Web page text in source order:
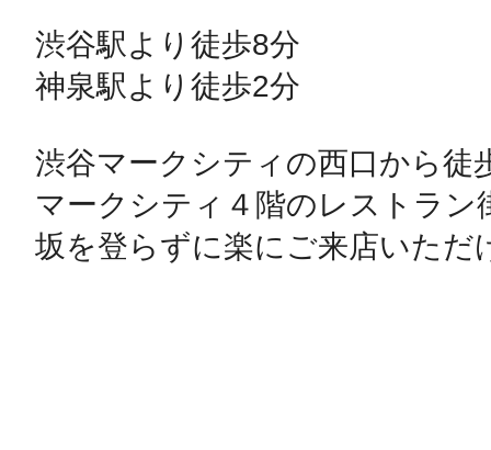
渋谷駅より徒歩8分
神泉駅より徒歩2分
渋谷マークシティの西口から徒
マークシティ４階のレストラン
坂を登らずに楽にご来店いただ